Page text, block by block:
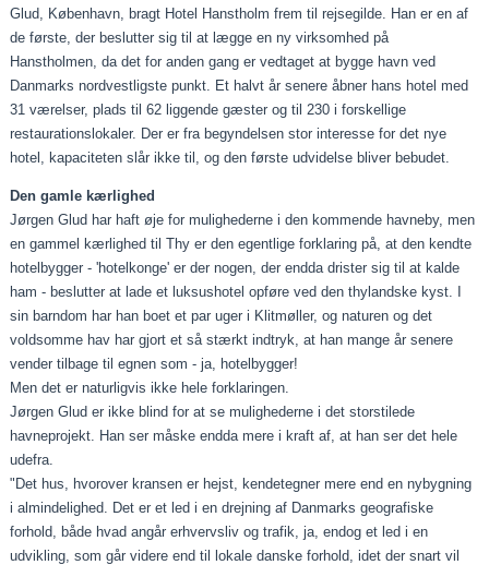
Glud, København, bragt Hotel Hanstholm frem til rejsegilde. Han er en af
de første, der beslutter sig til at lægge en ny virksomhed på
Hanstholmen, da det for anden gang er vedtaget at bygge havn ved
Danmarks nordvestligste punkt. Et halvt år senere åbner hans hotel med
31 værelser, plads til 62 liggende gæster og til 230 i forskellige
restaurationslokaler. Der er fra begyndelsen stor interesse for det nye
hotel, kapaciteten slår ikke til, og den første udvidelse bliver bebudet.
Den gamle kærlighed
Jørgen Glud har haft øje for mulighederne i den kommende havneby, men
en gammel kærlighed til Thy er den egentlige forklaring på, at den kendte
hotelbygger - 'hotelkonge' er der nogen, der endda drister sig til at kalde
ham - beslutter at lade et luksushotel opføre ved den thylandske kyst. I
sin barndom har han boet et par uger i Klitmøller, og naturen og det
voldsomme hav har gjort et så stærkt indtryk, at han mange år senere
vender tilbage til egnen som - ja, hotelbygger!
Men det er naturligvis ikke hele forklaringen.
Jørgen Glud er ikke blind for at se mulighederne i det storstilede
havneprojekt. Han ser måske endda mere i kraft af, at han ser det hele
udefra.
"Det hus, hvorover kransen er hejst, kendetegner mere end en nybygning
i almindelighed. Det er et led i en drejning af Danmarks geografiske
forhold, både hvad angår erhvervsliv og trafik, ja, endog et led i en
udvikling, som går videre end til lokale danske forhold, idet der snart vil